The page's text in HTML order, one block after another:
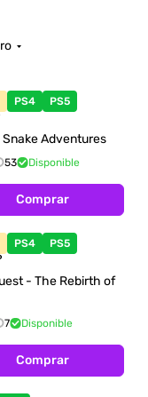
PS4 PS5
Snake Adventures
53 Disponible
Comprar
PS4 PS5
- The Rebirth of
7 Disponible
Comprar